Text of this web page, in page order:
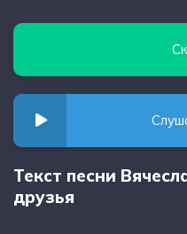
Текст песни
друзья